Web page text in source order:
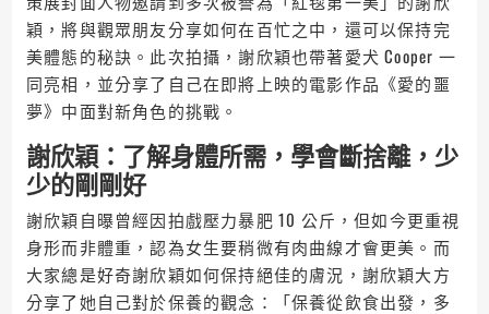
穎，將與觀眾朋友分享如何在百忙之中，還可以保持完
美體態的秘訣。此次拍攝，謝欣穎也帶著愛犬 Cooper 一
同亮相，並分享了自己在即將上映的電影作品《愛的噩
夢》中面對新角色的挑戰。
謝欣穎：了解身體所需，學會斷捨離，少
少的剛剛好
謝欣穎自曝曾經因拍戲壓力暴肥 10 公斤，但如今更重視
身形而非體重，認為女生要稍微有肉曲線才會更美。而
大家總是好奇謝欣穎如何保持絕佳的膚況，謝欣穎大方
分享了她自己對於保養的觀念：「保養從飲食出發，多